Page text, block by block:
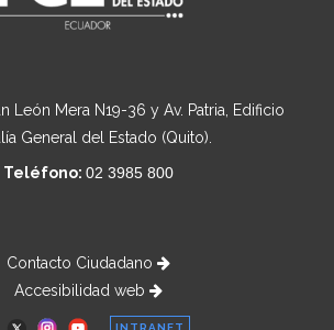
León Mera N19-36 y Av. Patria, Edificio
General del Estado (Quito).
Teléfono: 02 3985 800
Contacto Ciudadano
Accesibilidad web
INTRANET